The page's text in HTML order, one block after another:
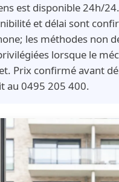
est disponible 24h/24.
et délai sont
les méthodes non
lorsque le
Prix confirmé avant
au 0495 205 400.